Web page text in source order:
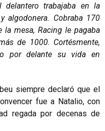
delantero trabajaba en la
algodonera. Cobraba 170
la mesa, Racing le pagaba
de 1000. Cortésmente,
por delante su vida en
siempre declaró que el
fue a Natalio, con
regada por decenas de